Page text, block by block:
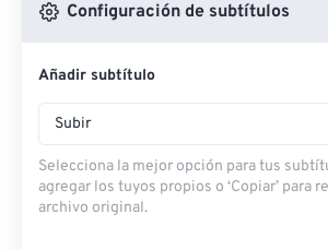
Configuración de subtítulos
Añadir subtítulo
Subir
Selecciona la mejor opción para tus
agregar los tuyos propios o ‘Copiar’ para
archivo original.